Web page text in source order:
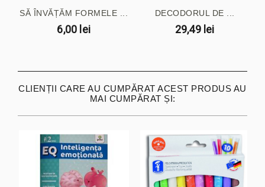
SĂ ÎNVĂȚĂM FORMELE ...
6,00 lei
DECODORUL DE ...
29,49 lei
CLIENȚII CARE AU CUMPĂRAT ACEST PRODUS AU
MAI CUMPĂRAT ȘI: